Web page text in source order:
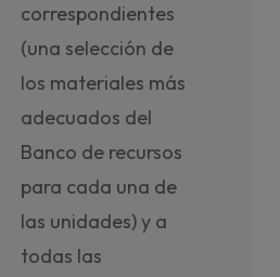
correspondientes
(una selección de
los materiales más
adecuados del
Banco de recursos
para cada una de
las unidades) y a
todas las